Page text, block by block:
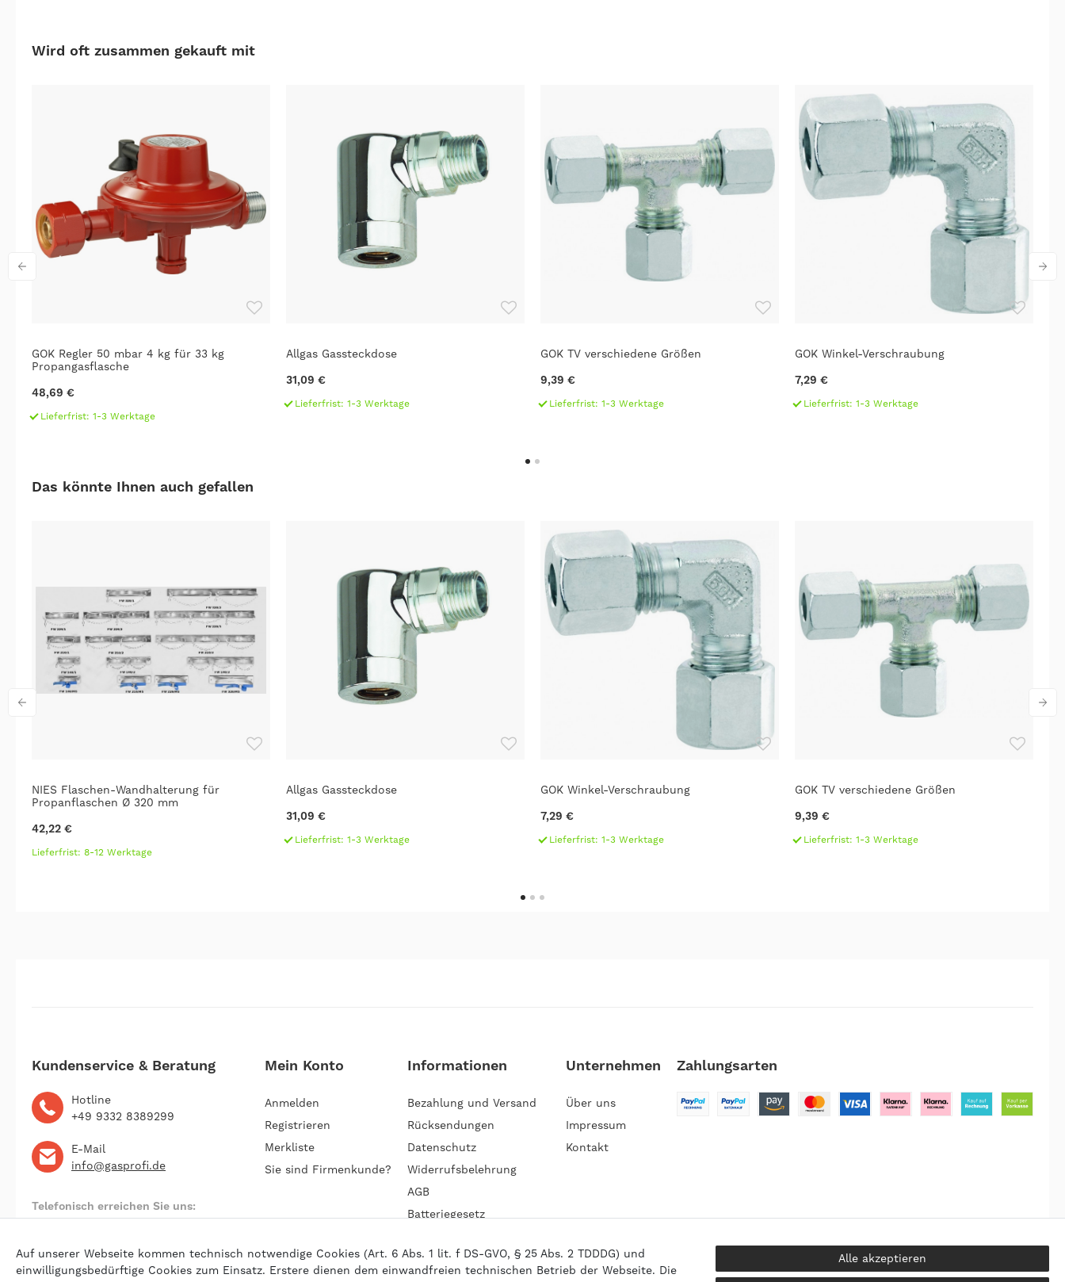
Wird oft zusammen gekauft mit
GOK Regler 50 mbar 4 kg für 33 kg
Propangasflasche
48,69 €
Lieferfrist: 1-3 Werktage
Allgas Gassteckdose
31,09 €
Lieferfrist: 1-3 Werktage
GOK TV verschiedene Größen
9,39 €
Lieferfrist: 1-3 Werktage
GOK Winkel-Verschraubung
7,29 €
Lieferfrist: 1-3 Werktage
Das könnte Ihnen auch gefallen
NIES Flaschen-Wandhalterung für
Propanflaschen Ø 320 mm
42,22 €
Lieferfrist: 8-12 Werktage
Allgas Gassteckdose
31,09 €
Lieferfrist: 1-3 Werktage
GOK Winkel-Verschraubung
7,29 €
Lieferfrist: 1-3 Werktage
GOK TV verschiedene Größen
9,39 €
Lieferfrist: 1-3 Werktage
Kundenservice & Beratung
Hotline
+49 9332 8389299
E-Mail
info@gasprofi.de
Telefonisch erreichen Sie uns:
Montag bis Freitag 09:00 bis 22:00 Uhr
Mein Konto
Anmelden
Registrieren
Merkliste
Sie sind Firmenkunde?
Informationen
Bezahlung und Versand
Rücksendungen
Datenschutz
Widerrufsbelehrung
AGB
Batteriegesetz
Unternehmen
Über uns
Impressum
Kontakt
Zahlungsarten
Auf unserer Webseite kommen technisch notwendige Cookies (Art. 6 Abs. 1 lit. f DS-GVO, § 25 Abs. 2 TDDDG) und
einwilligungsbedürftige Cookies zum Einsatz. Erstere dienen dem einwandfreien technischen Betrieb der Webseite. Die
Alle akzeptieren